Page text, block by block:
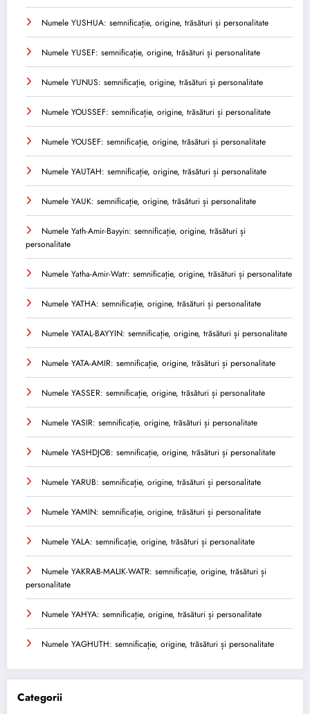
Numele YUSHUA: semnificație, origine, trăsături și personalitate
Numele YUSEF: semnificație, origine, trăsături și personalitate
Numele YUNUS: semnificație, origine, trăsături și personalitate
Numele YOUSSEF: semnificație, origine, trăsături și personalitate
Numele YOUSEF: semnificație, origine, trăsături și personalitate
Numele YAUTAH: semnificație, origine, trăsături și personalitate
Numele YAUK: semnificație, origine, trăsături și personalitate
Numele Yath-Amir-Bayyin: semnificație, origine, trăsături și
personalitate
Numele Yatha-Amir-Watr: semnificație, origine, trăsături și personalitate
Numele YATHA: semnificație, origine, trăsături și personalitate
Numele YATAL-BAYYIN: semnificație, origine, trăsături și personalitate
Numele YATA-AMIR: semnificație, origine, trăsături și personalitate
Numele YASSER: semnificație, origine, trăsături și personalitate
Numele YASIR: semnificație, origine, trăsături și personalitate
Numele YASHDJOB: semnificație, origine, trăsături și personalitate
Numele YARUB: semnificație, origine, trăsături și personalitate
Numele YAMIN: semnificație, origine, trăsături și personalitate
Numele YALA: semnificație, origine, trăsături și personalitate
Numele YAKRAB-MALIK-WATR: semnificație, origine, trăsături și
personalitate
Numele YAHYA: semnificație, origine, trăsături și personalitate
Numele YAGHUTH: semnificație, origine, trăsături și personalitate
Categorii